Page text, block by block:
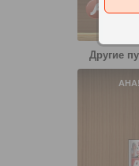
Другие